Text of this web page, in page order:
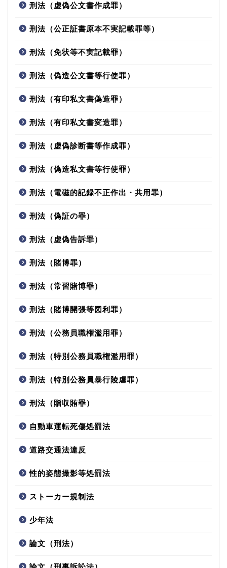
刑法（虚偽公文書作成罪）
刑法（公正証書原本不実記載罪等）
刑法（免状等不実記載罪）
刑法（偽造公文書等行使罪）
刑法（有印私文書偽造罪）
刑法（有印私文書変造罪）
刑法（虚偽診断書等作成罪）
刑法（偽造私文書等行使罪）
刑法（電磁的記録不正作出・共用罪）
刑法（偽証の罪）
刑法（虚偽告訴罪）
刑法（賭博罪）
刑法（常習賭博罪）
刑法（賭博開張等図利罪）
刑法（公務員職権濫用罪）
刑法（特別公務員職権濫用罪）
刑法（特別公務員暴行陵虐罪）
刑法（贈収賄罪）
自動車運転死傷処罰法
道路交通法違反
性的姿態撮影等処罰法
ストーカー規制法
少年法
論文（刑法）